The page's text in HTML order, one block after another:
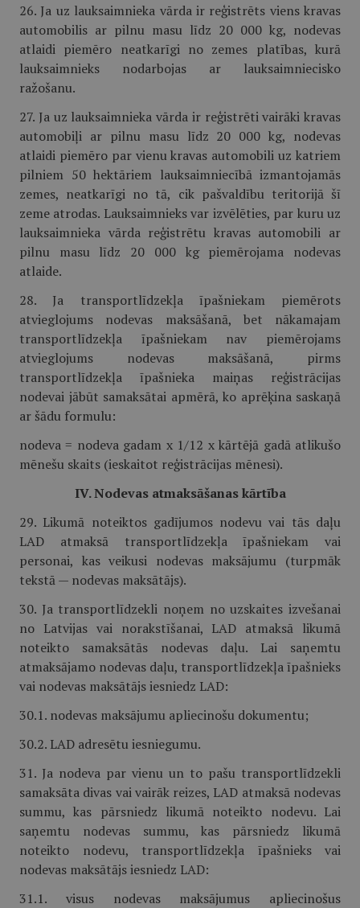
26. Ja uz lauksaimnieka vārda ir reģistrēts viens kravas
automobilis ar pilnu masu līdz 20 000 kg, nodevas
atlaidi piemēro neatkarīgi no zemes platības, kurā
lauksaimnieks nodarbojas ar lauksaimniecisko
ražošanu.
27. Ja uz lauksaimnieka vārda ir reģistrēti vairāki kravas
automobiļi ar pilnu masu līdz 20 000 kg, nodevas
atlaidi piemēro par vienu kravas automobili uz katriem
pilniem 50 hektāriem lauksaimniecībā izmantojamās
zemes, neatkarīgi no tā, cik pašvaldību teritorijā šī
zeme atrodas. Lauksaimnieks var izvēlēties, par kuru uz
lauksaimnieka vārda reģistrētu kravas automobili ar
pilnu masu līdz 20 000 kg piemērojama nodevas
atlaide.
28. Ja transportlīdzekļa īpašniekam piemērots
atvieglojums nodevas maksāšanā, bet nākamajam
transportlīdzekļa īpašniekam nav piemērojams
atvieglojums nodevas maksāšanā, pirms
transportlīdzekļa īpašnieka maiņas reģistrācijas
nodevai jābūt samaksātai apmērā, ko aprēķina saskaņā
ar šādu formulu:
nodeva = nodeva gadam x 1/12 x kārtējā gadā atlikušo
mēnešu skaits (ieskaitot reģistrācijas mēnesi).
IV. Nodevas atmaksāšanas kārtība
29. Likumā noteiktos gadījumos nodevu vai tās daļu
LAD atmaksā transportlīdzekļa īpašniekam vai
personai, kas veikusi nodevas maksājumu (turpmāk
tekstā — nodevas maksātājs).
30. Ja transportlīdzekli noņem no uzskaites izvešanai
no Latvijas vai norakstīšanai, LAD atmaksā likumā
noteikto samaksātās nodevas daļu. Lai saņemtu
atmaksājamo nodevas daļu, transportlīdzekļa īpašnieks
vai nodevas maksātājs iesniedz LAD:
30.1. nodevas maksājumu apliecinošu dokumentu;
30.2. LAD adresētu iesniegumu.
31. Ja nodeva par vienu un to pašu transportlīdzekli
samaksāta divas vai vairāk reizes, LAD atmaksā nodevas
summu, kas pārsniedz likumā noteikto nodevu. Lai
saņemtu nodevas summu, kas pārsniedz likumā
noteikto nodevu, transportlīdzekļa īpašnieks vai
nodevas maksātājs iesniedz LAD:
31.1. visus nodevas maksājumus apliecinošus